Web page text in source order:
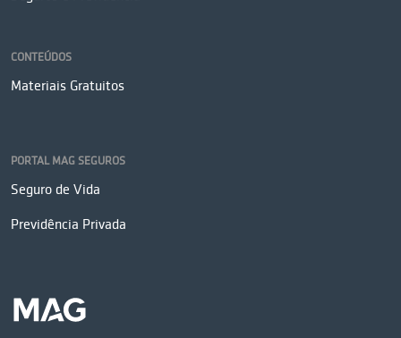
CONTEÚDOS
Materiais Gratuitos
PORTAL MAG SEGUROS
Seguro de Vida
Previdência Privada